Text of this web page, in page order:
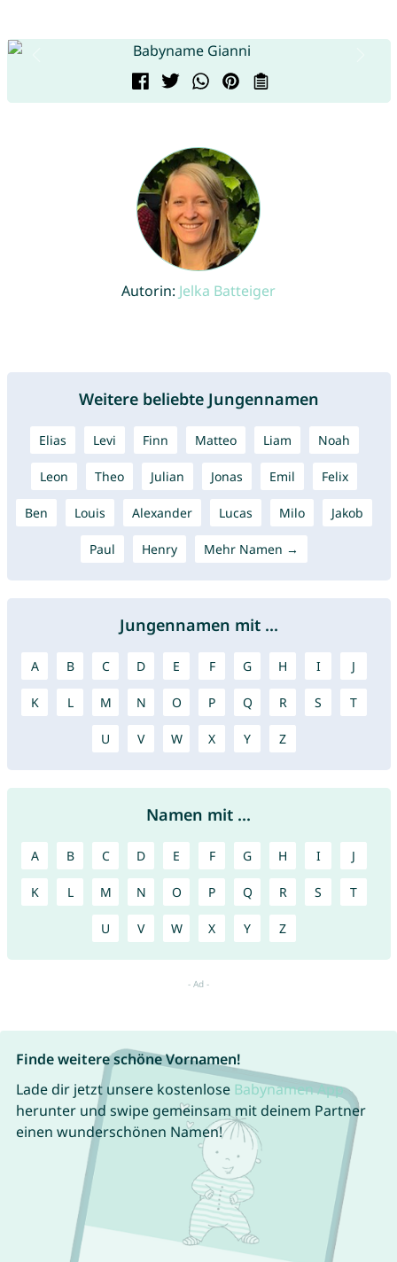
Autorin: Jelka Batteiger
Weitere beliebte Jungennamen
Elias Levi Finn Matteo Liam Noah
Leon Theo Julian Jonas Emil Felix
Ben Louis Alexander Lucas Milo Jakob
Paul Henry Mehr Namen →
Jungennamen mit ...
A B C D E F G H I J
K L M N O P Q R S T
U V W X Y Z
Namen mit ...
A B C D E F G H I J
K L M N O P Q R S T
U V W X Y Z
Finde weitere schöne Vornamen!
Lade dir jetzt unsere kostenlose Babynamen App
herunter und swipe gemeinsam mit deinem Partner
einen wunderschönen Namen!